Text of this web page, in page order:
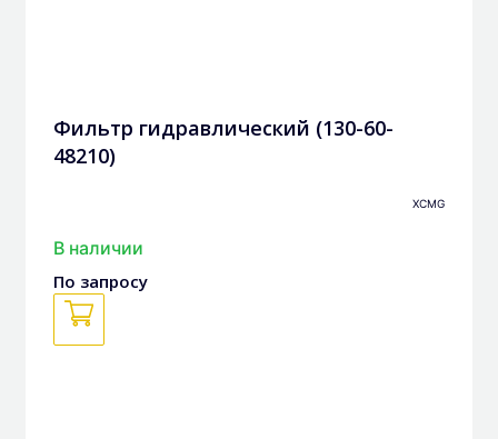
Фильтр гидравлический (130-60-
48210)
XCMG
В наличии
По запросу